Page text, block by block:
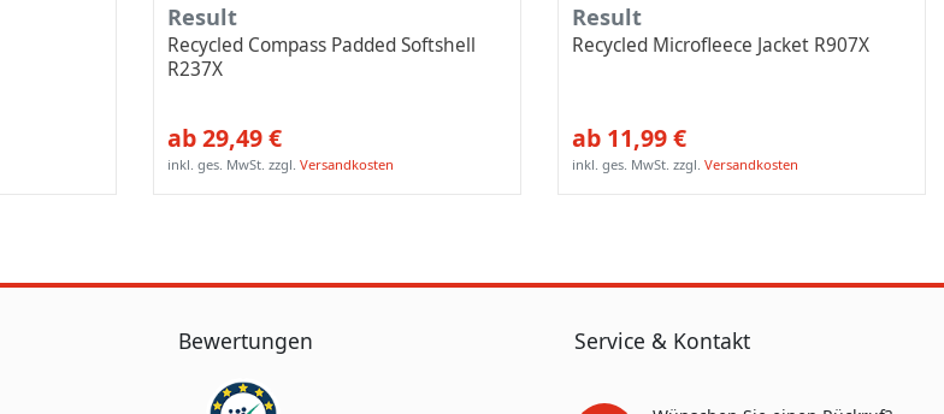
Result
Recycled Compass Padded Softshell
R237X
ab 29,49 €
inkl. ges. MwSt. zzgl.Versandkosten
Result
Recycled Microfleece Jacket R907X
ab 11,99 €
inkl. ges. MwSt. zzgl.Versandkosten
Bewertungen Service & Kontakt